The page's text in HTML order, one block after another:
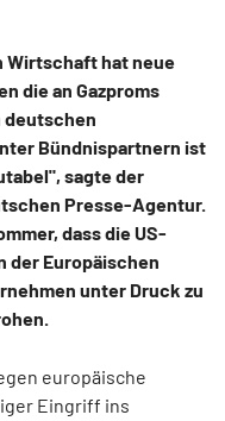
Wirtschaft hat neue
die an Gazproms
deutschen
Bündnispartnern ist
sagte der
Presse-Agentur.
dass die US-
der Europäischen
unter Druck zu
europäische
Eingriff ins